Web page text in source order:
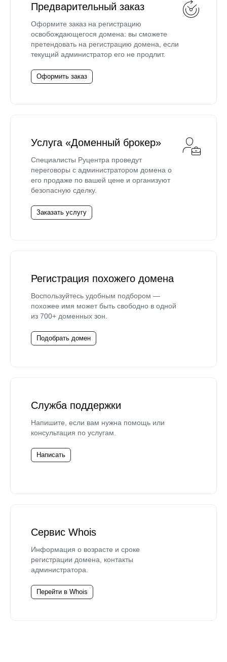
Предварительный заказ
Оформите заказ на регистрацию
освобождающегося домена: вы сможете
претендовать на регистрацию домена, если
текущий администратор его не продлит.
Оформить заказ
Услуга «Доменный брокер»
Специалисты Руцентра проведут
переговоры с администратором домена о
его продаже по вашей цене и организуют
безопасную сделку.
Заказать услугу
Регистрация похожего домена
Воспользуйтесь удобным подбором —
похожее имя может быть свободно в одной
из 700+ доменных зон.
Подобрать домен
Служба поддержки
Напишите, если вам нужна помощь или
консультация по услугам.
Написать
Сервис Whois
Информация о возрасте и сроке
регистрации домена, контакты
администратора.
Перейти в Whois